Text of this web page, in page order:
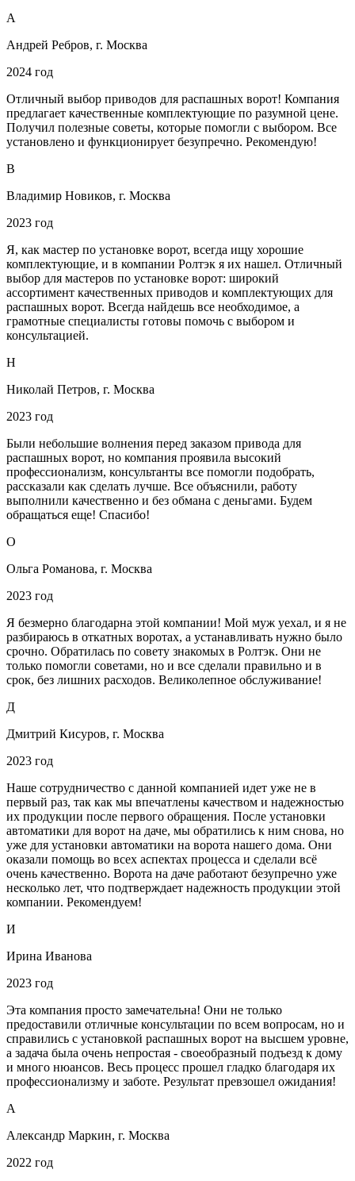
А
Андрей Ребров, г. Москва
2024 год
Отличный выбор приводов для распашных ворот! Компания
предлагает качественные комплектующие по разумной цене.
Получил полезные советы, которые помогли с выбором. Все
установлено и функционирует безупречно. Рекомендую!
В
Владимир Новиков, г. Москва
2023 год
Я, как мастер по установке ворот, всегда ищу хорошие
комплектующие, и в компании Ролтэк я их нашел. Отличный
выбор для мастеров по установке ворот: широкий
ассортимент качественных приводов и комплектующих для
распашных ворот. Всегда найдешь все необходимое, а
грамотные специалисты готовы помочь с выбором и
консультацией.
Н
Николай Петров, г. Москва
2023 год
Были небольшие волнения перед заказом привода для
распашных ворот, но компания проявила высокий
профессионализм, консультанты все помогли подобрать,
рассказали как сделать лучше. Все объяснили, работу
выполнили качественно и без обмана с деньгами. Будем
обращаться еще! Спасибо!
О
Ольга Романова, г. Москва
2023 год
Я безмерно благодарна этой компании! Мой муж уехал, и я не
разбираюсь в откатных воротах, а устанавливать нужно было
срочно. Обратилась по совету знакомых в Ролтэк. Они не
только помогли советами, но и все сделали правильно и в
срок, без лишних расходов. Великолепное обслуживание!
Д
Дмитрий Кисуров, г. Москва
2023 год
Наше сотрудничество с данной компанией идет уже не в
первый раз, так как мы впечатлены качеством и надежностью
их продукции после первого обращения. После установки
автоматики для ворот на даче, мы обратились к ним снова, но
уже для установки автоматики на ворота нашего дома. Они
оказали помощь во всех аспектах процесса и сделали всё
очень качественно. Ворота на даче работают безупречно уже
несколько лет, что подтверждает надежность продукции этой
компании. Рекомендуем!
И
Ирина Иванова
2023 год
Эта компания просто замечательна! Они не только
предоставили отличные консультации по всем вопросам, но и
справились с установкой распашных ворот на высшем уровне,
а задача была очень непростая - своеобразный подъезд к дому
и много нюансов. Весь процесс прошел гладко благодаря их
профессионализму и заботе. Результат превзошел ожидания!
А
Александр Маркин, г. Москва
2022 год